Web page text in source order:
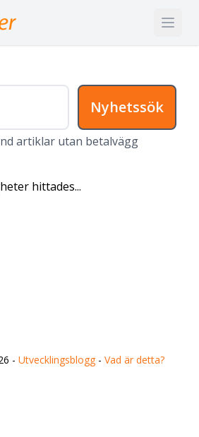
Nyhetssök
artiklar utan betalvägg
hittades...
-Utvecklingsblogg -Vad är detta?